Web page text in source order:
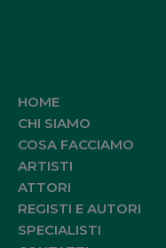
HOME
CHI SIAMO
COSA FACCIAMO
ARTISTI
ATTORI
REGISTI E AUTORI
SPECIALISTI